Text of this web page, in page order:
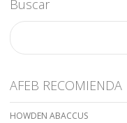
Buscar
AFEB RECOMIENDA
HOWDEN ABACCUS